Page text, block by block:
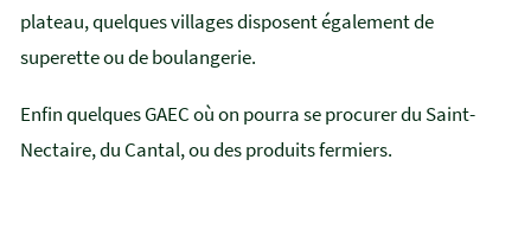
plateau, quelques villages disposent également de
superette ou de boulangerie.
Enfin quelques GAEC où on pourra se procurer du Saint-
Nectaire, du Cantal, ou des produits fermiers.